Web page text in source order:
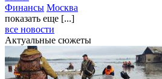
Финансы Москва
показать еще [...]
все новости
Актуальные сюжеты